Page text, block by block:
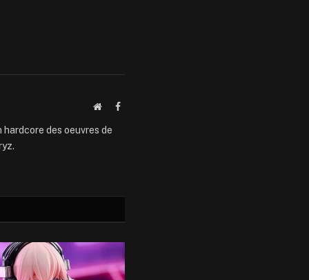
WebsiteFacebook
des oeuvres de